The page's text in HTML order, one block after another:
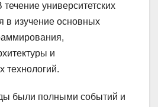
университетских
в изучение основных
и
технологий.
были полными событий и